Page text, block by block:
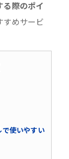
る際のポイ
すめサービ
使いやすい